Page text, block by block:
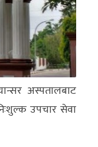
अस्पतालबाट
उपचार सेवा